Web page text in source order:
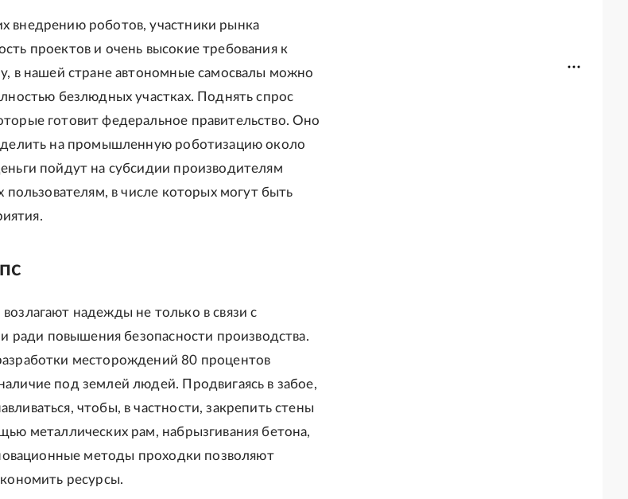
внедрению роботов, участники рынка
проектов и очень высокие требования к
в нашей стране автономные самосвалы можно
безлюдных участках. Поднять спрос
готовит федеральное правительство. Оно
на промышленную роботизацию около
пойдут на субсидии производителям
в числе которых могут быть
надежды не только в связи с
ради повышения безопасности производства.
месторождений 80 процентов
под землей людей. Продвигаясь в забое,
чтобы, в частности, закрепить стены
металлических рам, набрызгивания бетона,
методы проходки позволяют
ресурсы.